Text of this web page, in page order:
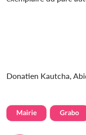
Donatien Kautcha,
Mairie Grabo